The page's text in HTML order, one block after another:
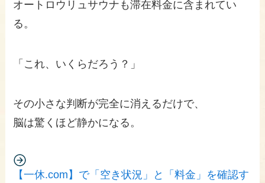
オートロウリュサウナも滞在料金に含まれてい
る。
「これ、いくらだろう？」
その小さな判断が完全に消えるだけで、
脳は驚くほど静かになる。
【一休.com】で「空き状況」と「料金」を確認す